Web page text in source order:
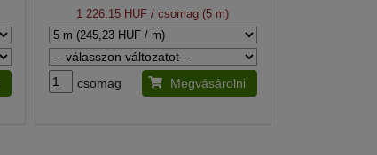
1 226,15 HUF / csomag (5 m)
csomag Megvásárolni